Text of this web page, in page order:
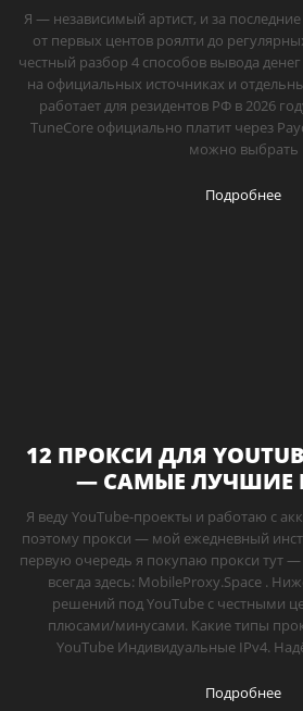
Я — независимый артист, и за
от первых центов роялти до
честный разбор 4 способов вывода
на официальных источниках и
работает для резидентов РФ в 2026
TuneCore официально платит через
можно выбрать
Подробнее
12 ПРОКСИ ДЛЯ
— САМЫЕ ЛУЧШИЕ
Я веду YouTube-проекты и работаю с
поэтому прокси — мой ежедневный
первую очередь я покупаю прокси тут
всегда здесь: MobileProxy.Space .
решений под YouTube с честными
плюсами/минусами. Какие типы
YouTube Индивидуальные IPv4.
Подробнее